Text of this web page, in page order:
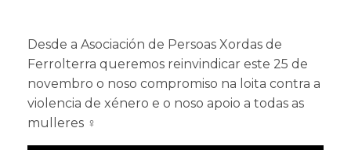
Desde a Asociación de Persoas Xordas de
Ferrolterra queremos reinvindicar este 25 de
novembro o noso compromiso na loita contra a
violencia de xénero e o noso apoio a todas as
mulleres ♀️